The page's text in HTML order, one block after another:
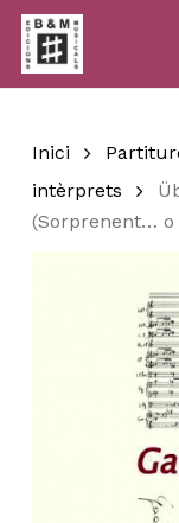
Skip
main
content
Inici
intèrprets
(Sorprenent… o